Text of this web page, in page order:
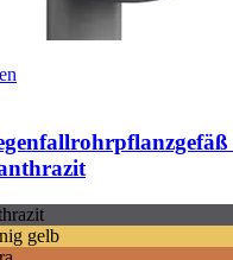
gelb